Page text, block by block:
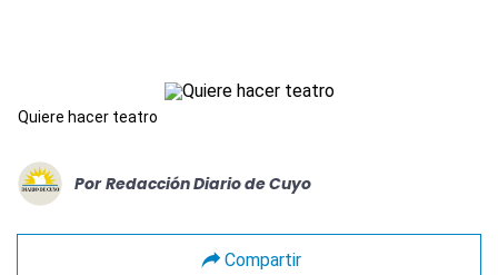
Quiere hacer teatro
Por Redacción Diario de Cuyo
Compartir